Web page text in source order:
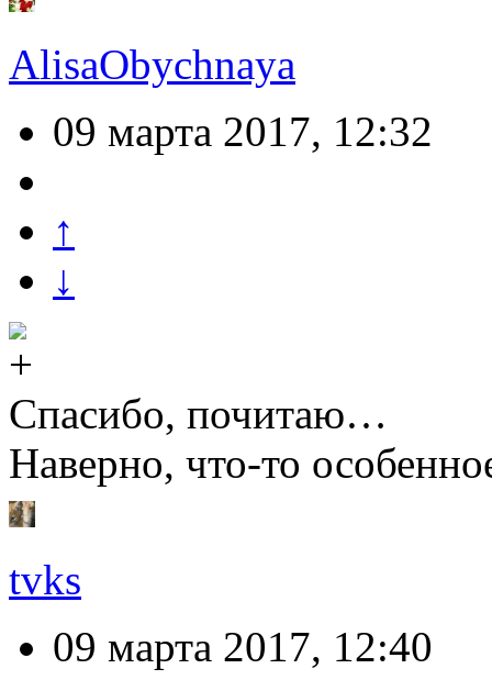
AlisaObychnaya
09 марта 2017, 12:32
↑
↓
Спасибо, почитаю…
Наверно, что-то
tvks
09 марта 2017, 12:40